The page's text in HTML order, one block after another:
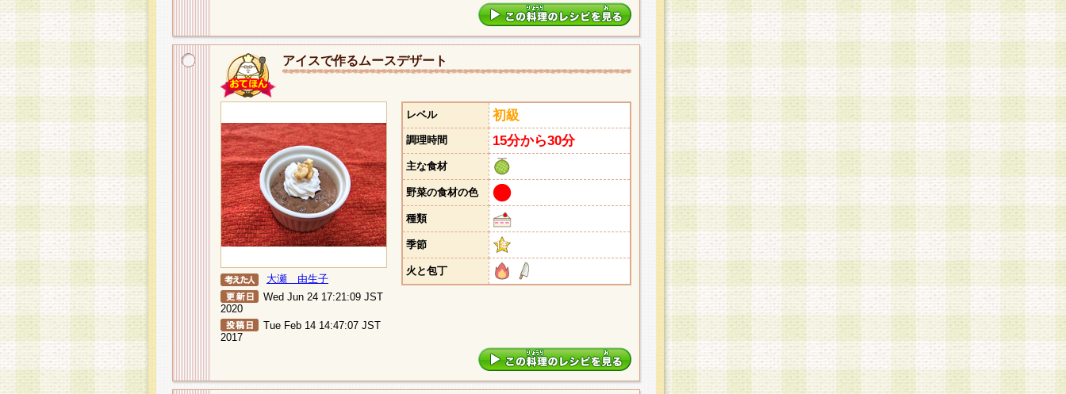
アイスで作るムースデザート
大瀬 由生子
Wed Jun 24 17:21:09 JST
2020
Tue Feb 14 14:47:07 JST
2017
レベル 初級
調理時間 15分から30分
主な食材
野菜の食材の色
種類
季節
火と包丁